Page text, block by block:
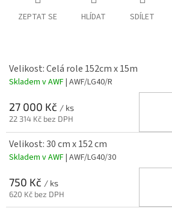
ZEPTAT SE HLÍDAT SDÍLET
Velikost: Celá role 152cm x 15m
Skladem v AWF| AWF/LG40/R
27 000 Kč / ks
22 314 Kč bez DPH
Velikost: 30 cm x 152 cm
Skladem v AWF| AWF/LG40/30
750 Kč / ks
620 Kč bez DPH